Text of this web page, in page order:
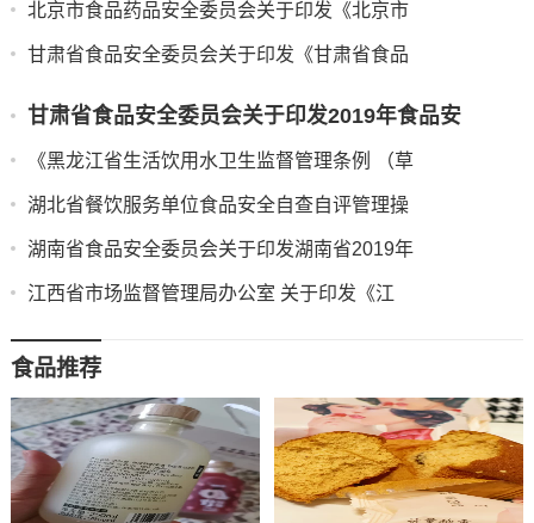
北京市食品药品安全委员会关于印发《北京市
甘肃省食品安全委员会关于印发《甘肃省食品
甘肃省食品安全委员会关于印发2019年食品安
《黑龙江省生活饮用水卫生监督管理条例 （草
湖北省餐饮服务单位食品安全自查自评管理操
湖南省食品安全委员会关于印发湖南省2019年
江西省市场监督管理局办公室 关于印发《江
食品推荐